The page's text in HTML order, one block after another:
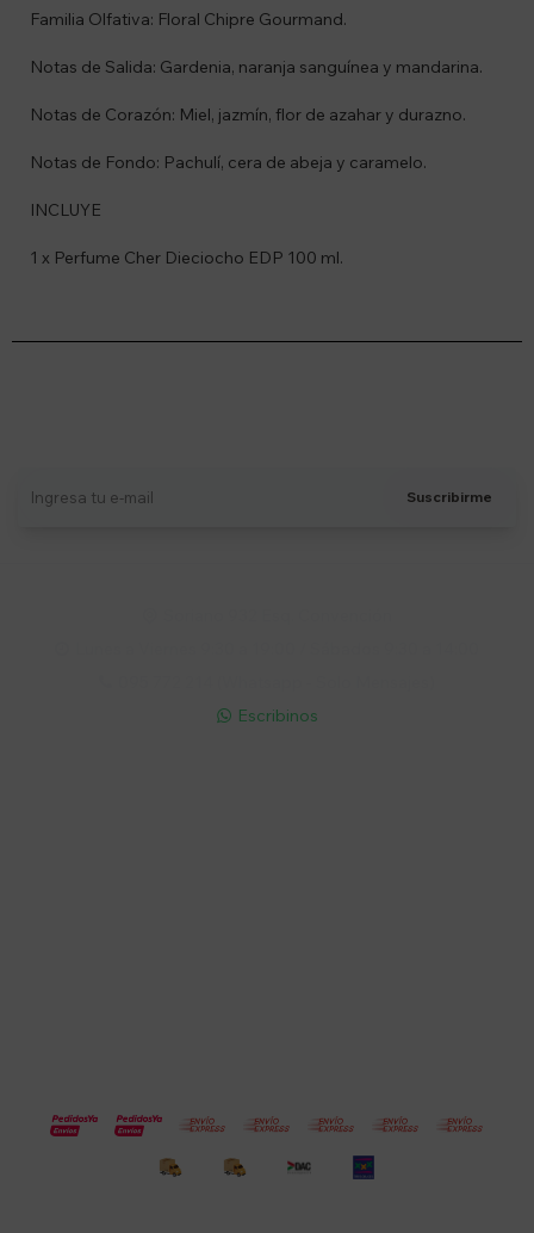
Familia Olfativa: Floral Chipre Gourmand.
Notas de Salida: Gardenia, naranja sanguínea y mandarina.
Notas de Corazón: Miel, jazmín, flor de azahar y durazno.
Notas de Fondo: Pachulí, cera de abeja y caramelo.
INCLUYE
1 x Perfume Cher Dieciocho EDP 100 ml.
Suscribirme
 Escribinos